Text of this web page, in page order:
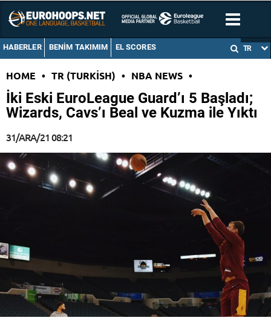
HABERLER BENIM TAKIMIM EL SCORES TR
HOME • TR (TURKISH) • NBA NEWS •
İki Eski EuroLeague Guard’ı 5 Başladı;
Wizards, Cavs’ı Beal ve Kuzma ile Yıktı
31/ARA/21 08:21